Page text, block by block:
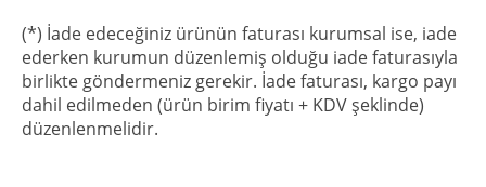
(*) İade edeceğiniz ürünün faturası kurumsal ise, iade
ederken kurumun düzenlemiş olduğu iade faturasıyla
birlikte göndermeniz gerekir. İade faturası, kargo payı
dahil edilmeden (ürün birim fiyatı + KDV şeklinde)
düzenlenmelidir.